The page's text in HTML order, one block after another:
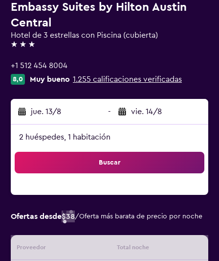
Embassy Suites by Hilton Austin
Central
Hotel de 3 estrellas con Piscina (cubierta)
3 estrellas
+1 512 454 8004
8,0 Muy bueno 1.255 calificaciones verificadas
jue. 13/8 - vie. 14/8
2 huéspedes, 1 habitación
Buscar
Ofertas desde$38/Oferta más barata de precio por noche
Proveedor Total noche